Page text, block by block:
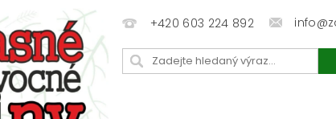
+420 603 224 892